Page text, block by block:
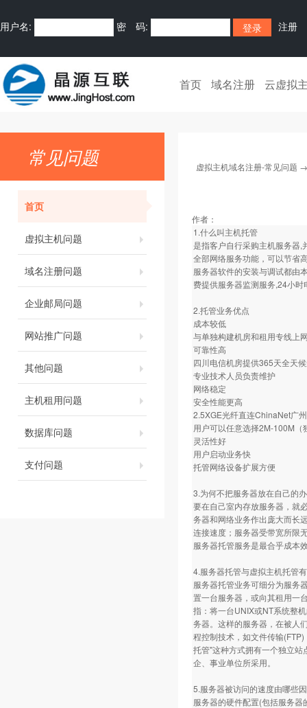
用户名: 密 码: 注册
首页 域名注册 云虚拟
常见问题
首页
虚拟主机问题
域名注册问题
企业邮局问题
网站推广问题
其他问题
主机租用问题
数据库问题
支付问题
虚拟主机域名注册-常见问题
作者：
1.什么叫主机托管
是指客户自行采购主机服务器
全部网络服务功能，可以节省
服务器软件的安装与调试都由
费提供服务器监测服务,24小
2.托管业务优点
成本较低
与单独构建机房和租用专线上
可靠性高
四川电信机房提供365天全天
专业技术人员负责维护
网络稳定
安全性能更高
2.5XGE光纤直连ChinaNet广
用户可以任意选择2M-100M（
灵活性好
用户启动业务快
托管网络设备扩展方便
3.为何不把服务器放在自己的
要在自己室内存放服务器，就
务器和网络业务作出庞大而长
连接速度；服务器受带宽所限
服务器托管服务是最合乎成本
4.服务器托管与虚拟主机托管
服务器托管业务可细分为服务
置一台服务器，或向其租用一
指：将一台UNIX或NT系统整
务器。这样的服务器，在被人
程控制技术，如文件传输
托管"这种方式拥有一个独立
企、事业单位所采用。
5.服务器被访问的速度由哪些
服务器的硬件配置(包括服务